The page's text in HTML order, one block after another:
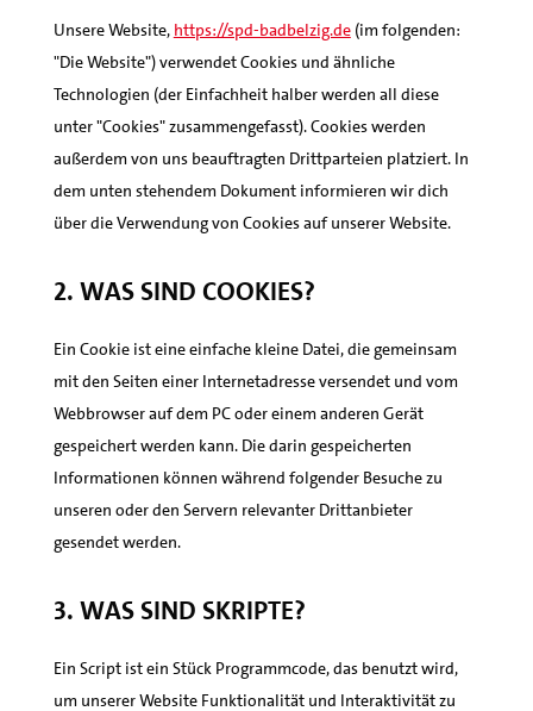
Unsere Website, https://spd-badbelzig.de(im folgenden:
"Die Website") verwendet Cookies und ähnliche
Technologien (der Einfachheit halber werden all diese
unter "Cookies" zusammengefasst). Cookies werden
außerdem von uns beauftragten Drittparteien platziert. In
dem unten stehendem Dokument informieren wir dich
über die Verwendung von Cookies auf unserer Website.
2. Was sind Cookies?
Ein Cookie ist eine einfache kleine Datei, die gemeinsam
mit den Seiten einer Internetadresse versendet und vom
Webbrowser auf dem PC oder einem anderen Gerät
gespeichert werden kann. Die darin gespeicherten
Informationen können während folgender Besuche zu
unseren oder den Servern relevanter Drittanbieter
gesendet werden.
3. Was sind Skripte?
Ein Script ist ein Stück Programmcode, das benutzt wird,
um unserer Website Funktionalität und Interaktivität zu